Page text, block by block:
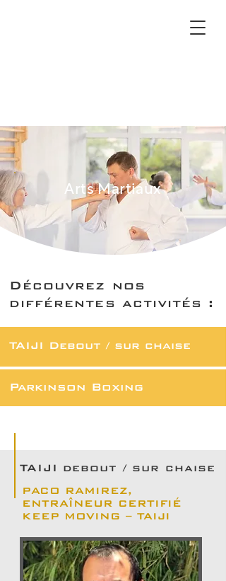
Arts Martiaux
Découvrez nos
différentes activités :
TAIJI Debout / sur chaise
Parkinson Boxing
TAIJI debout / sur chaise
PACO RAMIREZ,
ENTRAÎNEUR CERTIFIÉ
KEEP MOVING – TAIJI